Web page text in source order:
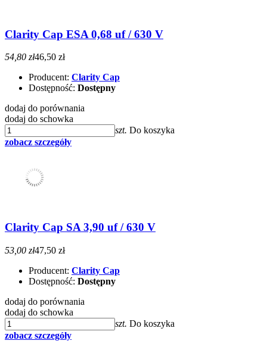
Clarity Cap ESA 0,68 uf / 630 V
54,80 zł46,50 zł
Producent: Clarity Cap
Dostępność: Dostępny
dodaj do porównania
dodaj do schowka
szt. Do koszyka
zobacz szczegóły
Clarity Cap SA 3,90 uf / 630 V
53,00 zł47,50 zł
Producent: Clarity Cap
Dostępność: Dostępny
dodaj do porównania
dodaj do schowka
szt. Do koszyka
zobacz szczegóły